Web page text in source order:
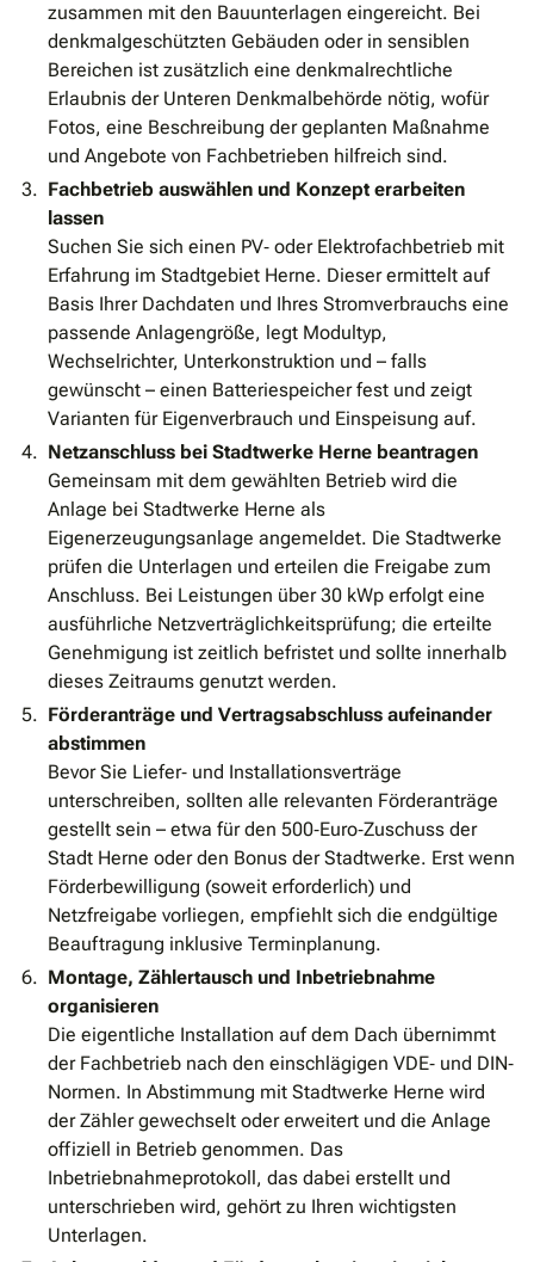
zusammen mit den Bauunterlagen eingereicht. Bei
denkmalgeschützten Gebäuden oder in sensiblen
Bereichen ist zusätzlich eine denkmalrechtliche
Erlaubnis der Unteren Denkmalbehörde nötig, wofür
Fotos, eine Beschreibung der geplanten Maßnahme
und Angebote von Fachbetrieben hilfreich sind.
Fachbetrieb auswählen und Konzept erarbeiten
lassen
Suchen Sie sich einen PV‐ oder Elektrofachbetrieb mit
Erfahrung im Stadtgebiet Herne. Dieser ermittelt auf
Basis Ihrer Dachdaten und Ihres Stromverbrauchs eine
passende Anlagengröße, legt Modultyp,
Wechselrichter, Unterkonstruktion und – falls
gewünscht – einen Batteriespeicher fest und zeigt
Varianten für Eigenverbrauch und Einspeisung auf.
Netzanschluss bei Stadtwerke Herne beantragen
Gemeinsam mit dem gewählten Betrieb wird die
Anlage bei Stadtwerke Herne als
Eigenerzeugungsanlage angemeldet. Die Stadtwerke
prüfen die Unterlagen und erteilen die Freigabe zum
Anschluss. Bei Leistungen über 30 kWp erfolgt eine
ausführliche Netzverträglichkeitsprüfung; die erteilte
Genehmigung ist zeitlich befristet und sollte innerhalb
dieses Zeitraums genutzt werden.
Förderanträge und Vertragsabschluss aufeinander
abstimmen
Bevor Sie Liefer‐ und Installationsverträge
unterschreiben, sollten alle relevanten Förderanträge
gestellt sein – etwa für den 500‐Euro‐Zuschuss der
Stadt Herne oder den Bonus der Stadtwerke. Erst wenn
Förderbewilligung (soweit erforderlich) und
Netzfreigabe vorliegen, empfiehlt sich die endgültige
Beauftragung inklusive Terminplanung.
Montage, Zählertausch und Inbetriebnahme
organisieren
Die eigentliche Installation auf dem Dach übernimmt
der Fachbetrieb nach den einschlägigen VDE‐ und DIN‐
Normen. In Abstimmung mit Stadtwerke Herne wird
der Zähler gewechselt oder erweitert und die Anlage
offiziell in Betrieb genommen. Das
Inbetriebnahmeprotokoll, das dabei erstellt und
unterschrieben wird, gehört zu Ihren wichtigsten
Unterlagen.